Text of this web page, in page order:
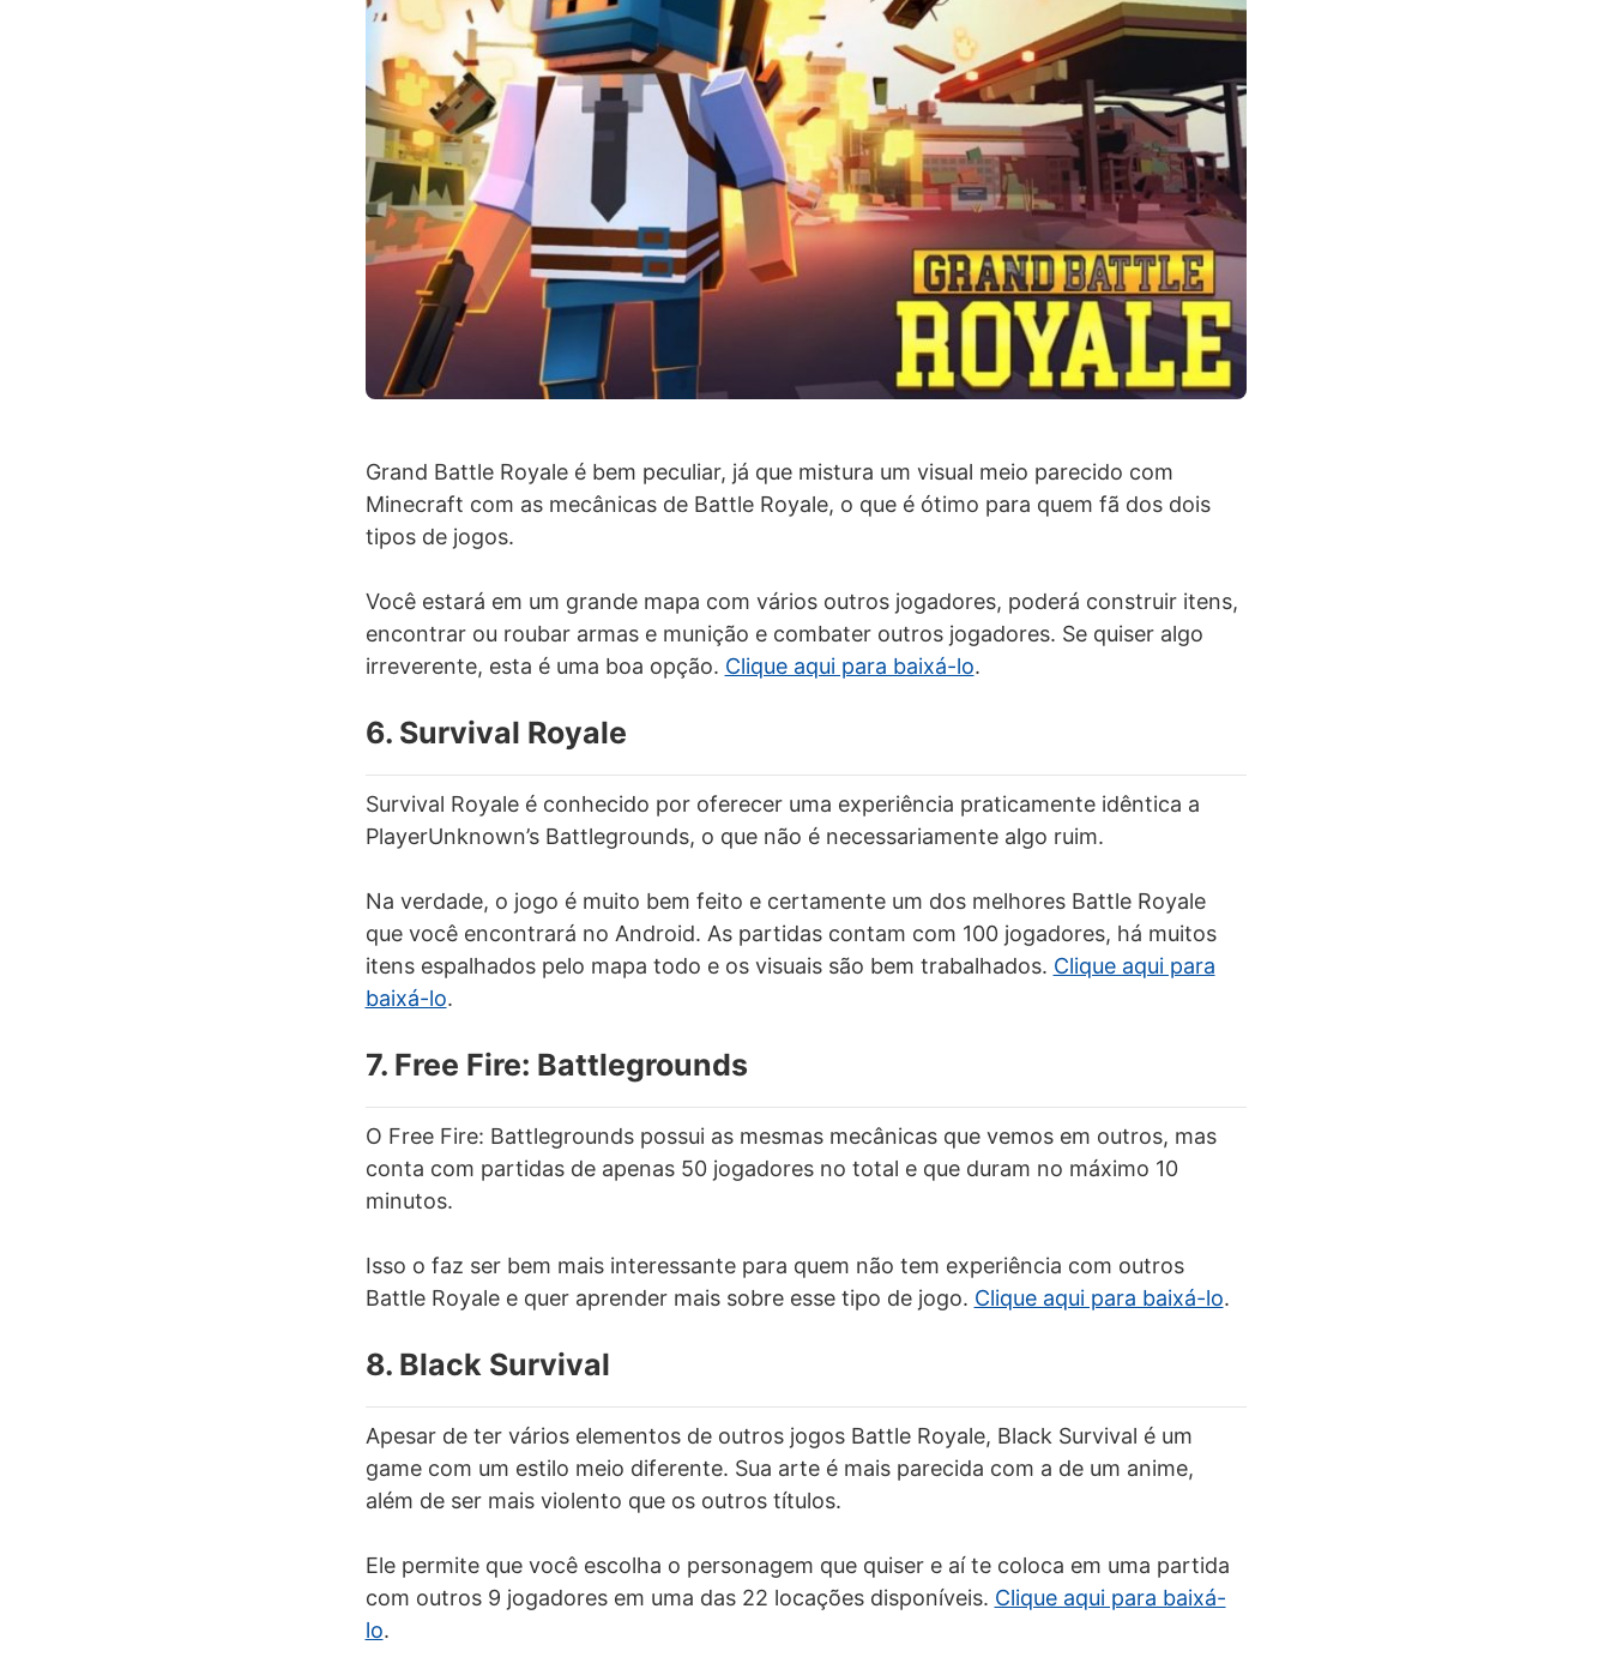
Grand Battle Royale é bem peculiar, já que mistura um visual meio parecido com
Minecraft com as mecânicas de Battle Royale, o que é ótimo para quem fã dos dois
tipos de jogos.
Você estará em um grande mapa com vários outros jogadores, poderá construir itens,
encontrar ou roubar armas e munição e combater outros jogadores. Se quiser algo
irreverente, esta é uma boa opção. Clique aqui para baixá-lo.
6. Survival Royale
Survival Royale é conhecido por oferecer uma experiência praticamente idêntica a
PlayerUnknown’s Battlegrounds, o que não é necessariamente algo ruim.
Na verdade, o jogo é muito bem feito e certamente um dos melhores Battle Royale
que você encontrará no Android. As partidas contam com 100 jogadores, há muitos
itens espalhados pelo mapa todo e os visuais são bem trabalhados. Clique aqui para
baixá-lo.
7. Free Fire: Battlegrounds
O Free Fire: Battlegrounds possui as mesmas mecânicas que vemos em outros, mas
conta com partidas de apenas 50 jogadores no total e que duram no máximo 10
minutos.
Isso o faz ser bem mais interessante para quem não tem experiência com outros
Battle Royale e quer aprender mais sobre esse tipo de jogo. Clique aqui para baixá-lo.
8. Black Survival
Apesar de ter vários elementos de outros jogos Battle Royale, Black Survival é um
game com um estilo meio diferente. Sua arte é mais parecida com a de um anime,
além de ser mais violento que os outros títulos.
Ele permite que você escolha o personagem que quiser e aí te coloca em uma partida
com outros 9 jogadores em uma das 22 locações disponíveis. Clique aqui para baixá-
lo.